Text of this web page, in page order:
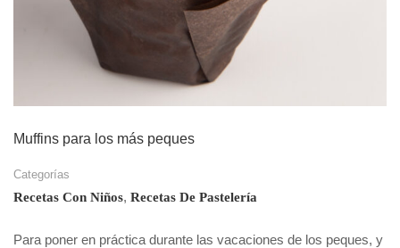
Muffins para los más peques
Categorías
Recetas Con Niños, Recetas De Pastelería
Para poner en práctica durante las vacaciones de los peques, y